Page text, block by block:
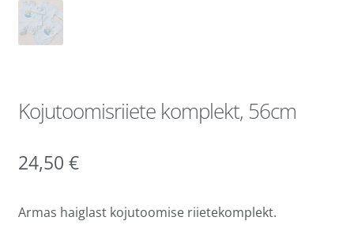
Kojutoomisriiete komplekt, 56cm
24,50 €
Armas haiglast kojutoomise riietekomplekt.